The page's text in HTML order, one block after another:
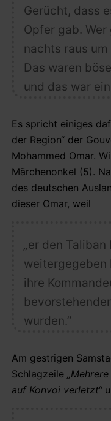
Gerücht, dass
Opfer gab.
nachts raus
Das waren
und das war
Es spricht einiges
der Region“ der
Mohammed Omar.
Märchenonkel (5).
des deutschen
dieser Omar, weil
„ er den Taliban
weitergegeben
ihre
wurden.”
Am gestrigen
Schlagzeile
auf Konvoi verletzt“